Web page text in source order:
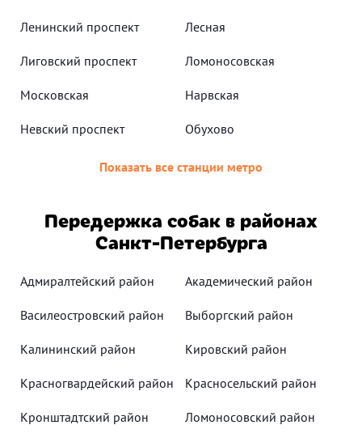
Ленинский проспект Лесная
Лиговский проспект Ломоносовская
Московская Нарвская
Невский проспект Обухово
Показать все станции метро
Передержка собак в районах
Санкт-Петербурга
Адмиралтейский район Академический район
Василеостровский район Выборгский район
Калининский район Кировский район
Красногвардейский район Красносельский район
Кронштадтский район Ломоносовский район